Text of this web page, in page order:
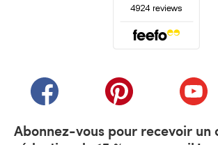
(s'ouvre dans un nouvel onglet)
(s'ouvre dans un
Abonnez-vous pour recevoir un